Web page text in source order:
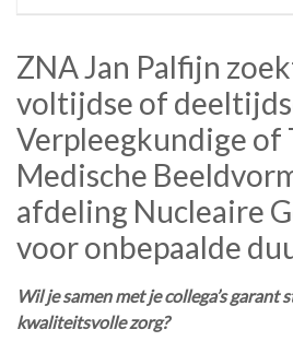
ZNA Jan Palfijn
voltijdse of
Verpleegkundige of
Medische
afdeling Nucleaire
voor onbepaalde
Wil je samen met je collega’s garant
kwaliteitsvolle zorg?